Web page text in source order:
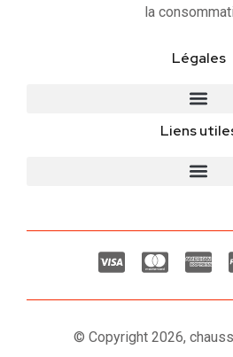
la
Légales
Liens
© Copyright 2026,